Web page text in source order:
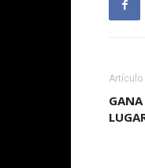
Artículo
GANA